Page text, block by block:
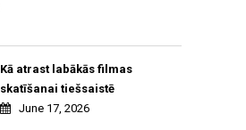
Kā atrast labākās filmas
skatīšanai tiešsaistē
June 17, 2026